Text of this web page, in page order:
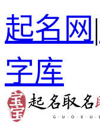
起名网|
字库